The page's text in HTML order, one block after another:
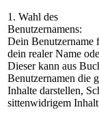
1. Wahl des
Benutzernamens:
Dein Benutzername
dein realer Name
Dieser kann aus
Benutzernamen die
Inhalte darstellen,
sittenwidrigem